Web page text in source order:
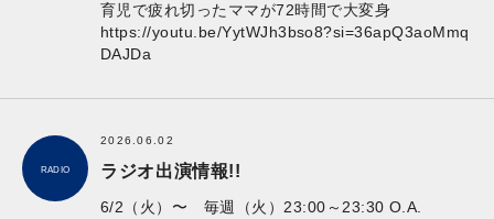
育児で疲れ切ったママが72時間で大変身
https://youtu.be/YytWJh3bso8?si=36apQ3aoMmq
DAJDa
RADIO
2026.06.02
ラジオ出演情報!!
6/2（火）〜 毎週（火）23:00～23:30 O.A.